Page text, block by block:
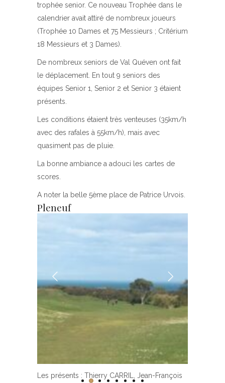
trophée senior. Ce nouveau Trophée dans le
calendrier avait attiré de nombreux joueurs
(Trophée 10 Dames et 75 Messieurs ; Critérium
18 Messieurs et 3 Dames).
De nombreux seniors de Val Quéven ont fait
le déplacement. En tout 9 seniors des
équipes Senior 1, Senior 2 et Senior 3 étaient
présents.
Les conditions étaient très venteuses (35km/h
avec des rafales à 55km/h), mais avec
quasiment pas de pluie.
La bonne ambiance a adouci les cartes de
scores.
A noter la belle 5ème place de Patrice Urvois.
Pleneuf
Les présents : Thierry CARRIL, Jean-François